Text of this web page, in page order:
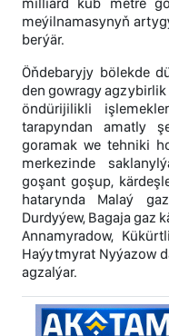
meýilnamasynyň
berýär.
Öňdebaryjy bölekde
den gowragy
öndürijilikli
tarapyndan amatly
goramak we tehniki
merkezinde
goşant goşup,
hatarynda Malaý
Durdyýew, Bagaja gaz
Annamyradow,
Haýytmyrat Nyýazow
agzalýar.